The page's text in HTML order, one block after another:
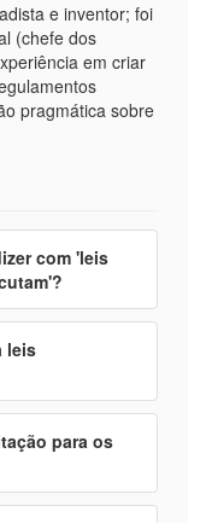
e inventor; foi
(chefe dos
em criar
pragmática sobre
com 'leis
leis
para os